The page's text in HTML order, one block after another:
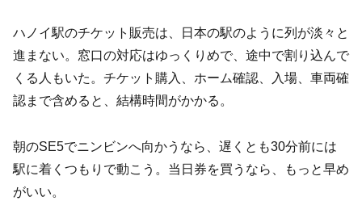
ハノイ駅のチケット販売は、日本の駅のように列が淡々と
進まない。窓口の対応はゆっくりめで、途中で割り込んで
くる人もいた。チケット購入、ホーム確認、入場、車両確
認まで含めると、結構時間がかかる。
朝のSE5でニンビンへ向かうなら、遅くとも30分前には
駅に着くつもりで動こう。当日券を買うなら、もっと早め
がいい。